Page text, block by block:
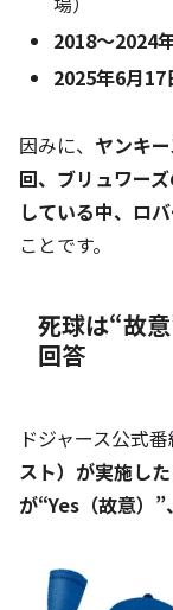
2018〜2024
2025年6月17
因みに、 ヤンキ
回、ブリュワー
している中、ロ
ことです。
死球は“故
回答
ドジャース公式番
スト）が実施し
が“Yes（故意）